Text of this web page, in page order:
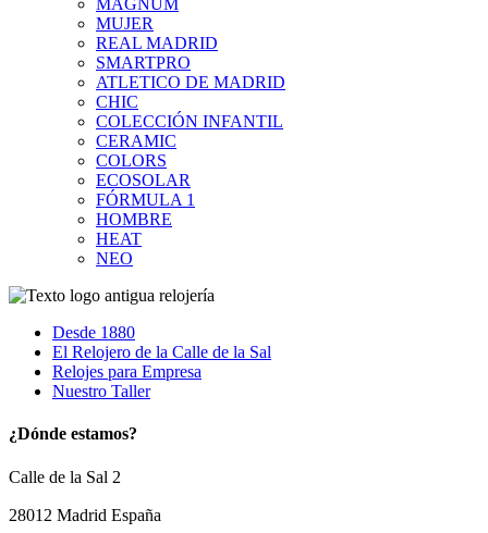
MAGNUM
MUJER
REAL MADRID
SMARTPRO
ATLETICO DE MADRID
CHIC
COLECCIÓN INFANTIL
CERAMIC
COLORS
ECOSOLAR
FÓRMULA 1
HOMBRE
HEAT
NEO
Desde 1880
El Relojero de la Calle de la Sal
Relojes para Empresa
Nuestro Taller
¿Dónde estamos?
Calle de la Sal 2
28012 Madrid España